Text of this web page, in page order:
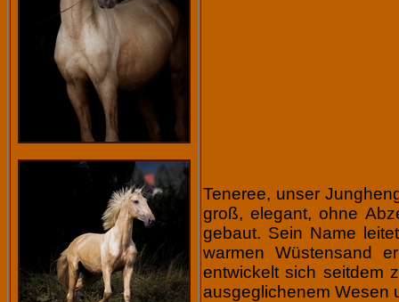
Teneree, unser
groß, elegant, ohne
gebaut. Sein Name
warmen Wüstensand
entwickelt sich seitdem
ausgeglichenem Wesen